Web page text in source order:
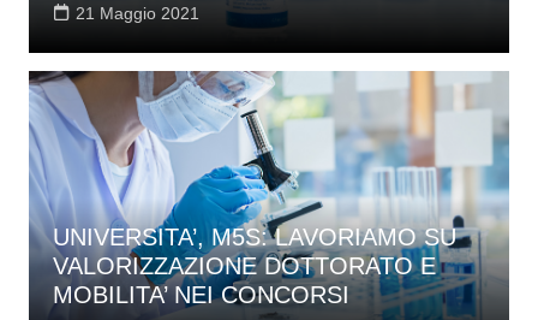
21 Maggio 2021
UNIVERSITA’, M5S: LAVORIAMO SU
VALORIZZAZIONE DOTTORATO E
MOBILITA’ NEI CONCORSI